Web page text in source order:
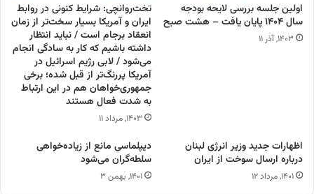
اولین جلسه بررسی لایحه بودجه
سال ۱۴۰۴ پایان یافت – هشت صبح
۱۴۰۳, آذر ۱۱
تخت‌روانچی: شرایط کنونی در روابط
ایران و آمریکا بسیار سخت‌تر از زمان
انعقاد برجام است / نباید انتظار
داشته باشیم که کار به سادگی انجام
می‌شود / لابی رژیم اسرائیل در
آمریکا پررنگ‌تر از قبل شده؛ برخی
جمهوری‌خواهان هم در این ارتباط
به شدت فعال هستند
۱۴۰۳, مرداد ۱۱
اظهارات جدید وزیر انرژی لبنان
درباره ارسال سوخت از ایران
۱۴۰۱, مرداد ۱۲
دیپلماسی مانع از زیاده‌خواهی
سلطه‌گران می‌شود
۱۴۰۱, بهمن ۳